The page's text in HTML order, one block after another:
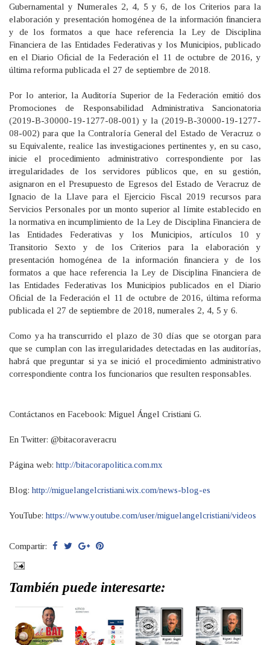
Gubernamental y Numerales 2, 4, 5 y 6, de los Criterios para la
elaboración y presentación homogénea de la información financiera
y de los formatos a que hace referencia la Ley de Disciplina
Financiera de las Entidades Federativas y los Municipios, publicado
en el Diario Oficial de la Federación el 11 de octubre de 2016, y
última reforma publicada el 27 de septiembre de 2018.
Por lo anterior, la Auditoría Superior de la Federación emitió dos
Promociones de Responsabilidad Administrativa Sancionatoria
(2019-B-30000-19-1277-08-001) y la (2019-B-30000-19-1277-
08-002) para que la Contraloría General del Estado de Veracruz o
su Equivalente, realice las investigaciones pertinentes y, en su caso,
inicie el procedimiento administrativo correspondiente por las
irregularidades de los servidores públicos que, en su gestión,
asignaron en el Presupuesto de Egresos del Estado de Veracruz de
Ignacio de la Llave para el Ejercicio Fiscal 2019 recursos para
Servicios Personales por un monto superior al límite establecido en
la normativa en incumplimiento de la Ley de Disciplina Financiera de
las Entidades Federativas y los Municipios, artículos 10 y
Transitorio Sexto y de los Criterios para la elaboración y
presentación homogénea de la información financiera y de los
formatos a que hace referencia la Ley de Disciplina Financiera de
las Entidades Federativas los Municipios publicados en el Diario
Oficial de la Federación el 11 de octubre de 2016, última reforma
publicada el 27 de septiembre de 2018, numerales 2, 4, 5 y 6.
Como ya ha transcurrido el plazo de 30 días que se otorgan para
que se cumplan con las irregularidades detectadas en las auditorías,
habrá que preguntar si ya se inició el procedimiento administrativo
correspondiente contra los funcionarios que resulten responsables.
Contáctanos en Facebook: Miguel Ángel Cristiani G.
En Twitter: @bitacoraveracru
Página web: http://bitacorapolitica.com.mx
Blog: http://miguelangelcristiani.wix.com/news-blog-es
YouTube: https://www.youtube.com/user/miguelangelcristiani/videos
Compartir:
También puede interesarte: